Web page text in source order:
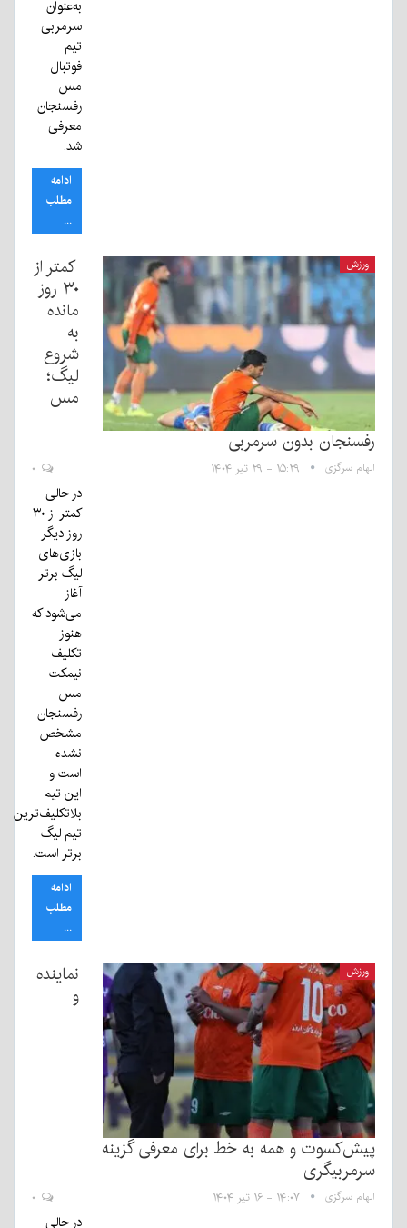
به‌عنوان
سرمربی
تیم
فوتبال
مس
رفسنجان
معرفی
شد.
ادامه
مطلب
...
ورزش
کمتر از
۳۰ روز
مانده
به
شروع
لیگ؛
مس
رفسنجان بدون سرمربی
الهام سرگزی ۱۵:۲۹ - ۲۹ تیر ۱۴۰۴
در حالی
کمتر از ۳۰
روز دیگر
بازی‌های
لیگ برتر
آغاز
می‌شود که
هنوز
تکلیف
نیمکت
مس
رفسنجان
مشخص
نشده
است و
این تیم
بلاتکلیف‌ترین
تیم لیگ
برتر است.
ادامه
مطلب
...
ورزش
نماینده
و
پیش‌کسوت و همه به خط برای معرفی گزینه
سرمربیگری
الهام سرگزی ۱۴:۰۷ - ۱۶ تیر ۱۴۰۴
در حالی